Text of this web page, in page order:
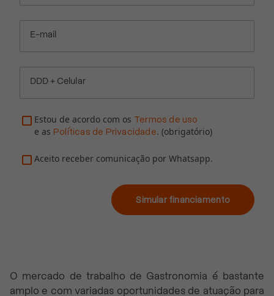
E-mail
DDD + Celular
Estou de acordo com os Termos de uso
e as Políticas de Privacidade. (obrigatório)
Aceito receber comunicação por Whatsapp.
Simular financiamento
O mercado de trabalho de Gastronomia é bastante
amplo e com variadas oportunidades de atuação para